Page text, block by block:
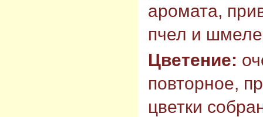
аромата,
пчел и
Цветение:
повторное,
цветки